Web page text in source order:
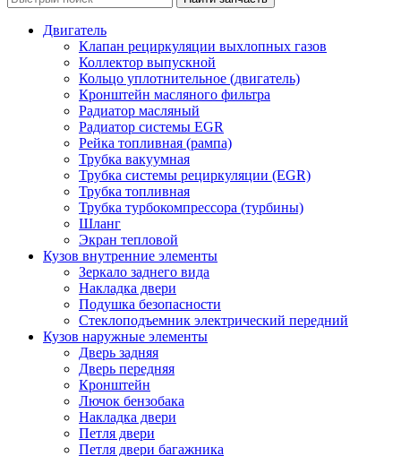
Двигатель
Клапан рециркуляции выхлопных газов
Коллектор выпускной
Кольцо уплотнительное (двигатель)
Кронштейн масляного фильтра
Радиатор масляный
Радиатор системы EGR
Рейка топливная (рампа)
Трубка вакуумная
Трубка системы рециркуляции (EGR)
Трубка топливная
Трубка турбокомпрессора (турбины)
Шланг
Экран тепловой
Кузов внутренние элементы
Зеркало заднего вида
Накладка двери
Подушка безопасности
Стеклоподъемник электрический передний
Кузов наружные элементы
Дверь задняя
Дверь передняя
Кронштейн
Лючок бензобака
Накладка двери
Петля двери
Петля двери багажника